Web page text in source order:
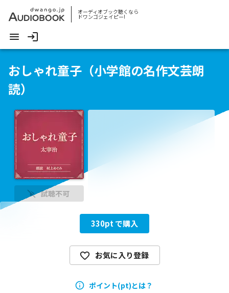
オーディオブック聴くなら
ドワンゴジェイピー!
おしゃれ童子（小学館の名作文芸朗
読）
試聴不可
330pt で購入
お気に入り登録
ポイント(pt)とは？